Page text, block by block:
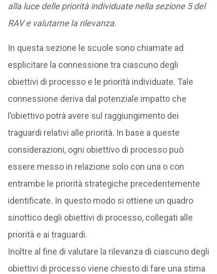
alla luce delle priorità individuate nella sezione 5 del
RAV e valutarne la rilevanza.
In questa sezione le scuole sono chiamate ad
esplicitare la connessione tra ciascuno degli
obiettivi di processo e le priorità individuate. Tale
connessione deriva dal potenziale impatto che
l’obiettivo potrà avere sul raggiungimento dei
traguardi relativi alle priorità. In base a queste
considerazioni, ogni obiettivo di processo può
essere messo in relazione solo con una o con
entrambe le priorità strategiche precedentemente
identificate. In questo modo si ottiene un quadro
sinottico degli obiettivi di processo, collegati alle
priorità e ai traguardi.
Inoltre al fine di valutare la rilevanza di ciascuno degli
obiettivi di processo viene chiesto di fare una stima